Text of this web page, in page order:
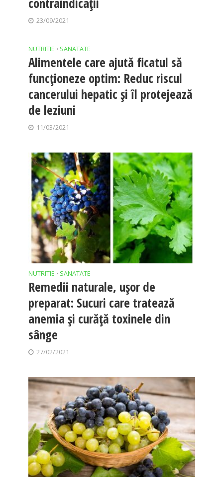
23/09/2021
NUTRITIE • SANATATE
Alimentele care ajută ficatul să
funcționeze optim: Reduc riscul
cancerului hepatic și îl protejează
de leziuni
11/03/2021
NUTRITIE • SANATATE
Remedii naturale, uşor de
preparat: Sucuri care tratează
anemia şi curăță toxinele din
sânge
27/02/2021